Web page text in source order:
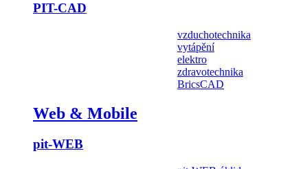
PIT-CAD
vzduchotechnika
vytápění
elektro
zdravotechnika
BricsCAD
Web & Mobile
pit-WEB